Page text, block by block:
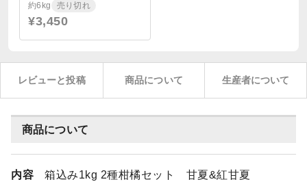
約6kg 売り切れ
¥3,450
レビューと投稿 商品について 生産者について
商品について
内容 箱込み1kg 2種柑橘セット 甘夏&紅甘夏